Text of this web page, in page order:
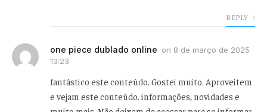
REPLY
one piece dublado online on 8 de março de 2025
13:23
fantástico este conteúdo. Gostei muito. Aproveitem
e vejam este conteúdo. informações, novidades e